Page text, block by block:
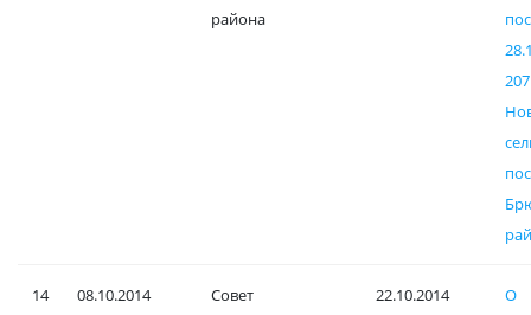
района
14 08.10.2014 Совет 22.10.2014 О